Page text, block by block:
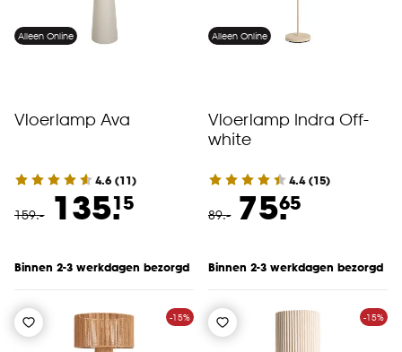
Alleen Online
Vloerlamp Ava
4.6 (11)
159.- 135.15
Binnen 2-3 werkdagen bezorgd
Alleen Online
Vloerlamp Indra Off-
white
4.4(15)
89.- 75.65
Binnen 2-3 werkdagen bezorgd
-15% -15%